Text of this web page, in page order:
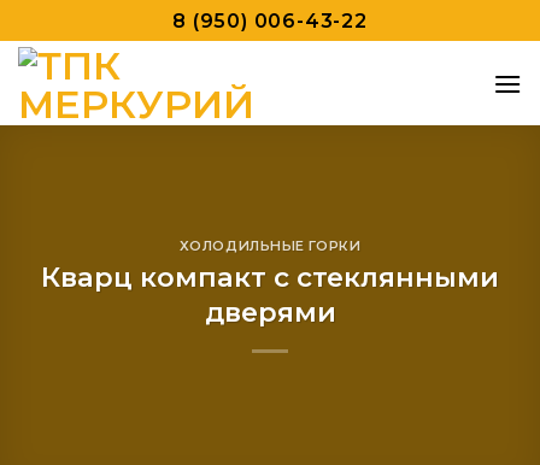
to
content
8 (950) 006-43-22
ХОЛОДИЛЬНЫЕ ГОРКИ
Кварц компакт с стеклянными
дверями